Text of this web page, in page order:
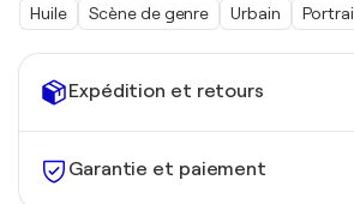
Expédition et retours
Garantie et paiement
Huile Scène de genre Urbain